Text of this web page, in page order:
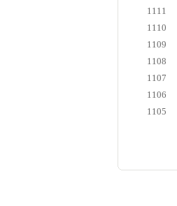
1111
1110
1109
1108
1107
1106
1105